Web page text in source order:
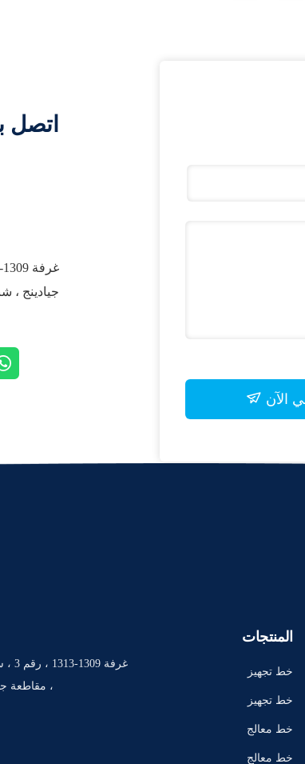
اتصل
جيادينج ،
الآن
، مقاطعة
المنتجات
خط تجهيز
الخضروات
خط تجهيز
الطماطم
خط معالج
ة المانجو
خط معالج